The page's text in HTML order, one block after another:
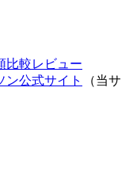
比較レビュー
ン公式サイト
（当サ